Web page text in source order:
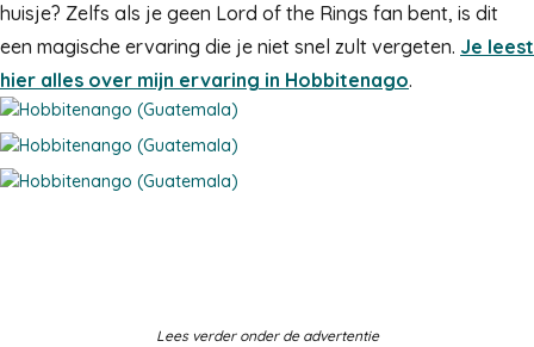
huisje? Zelfs als je geen Lord of the Rings fan bent, is dit
een magische ervaring die je niet snel zult vergeten. Je leest
hier alles over mijn ervaring in Hobbitenago.
Lees verder onder de advertentie